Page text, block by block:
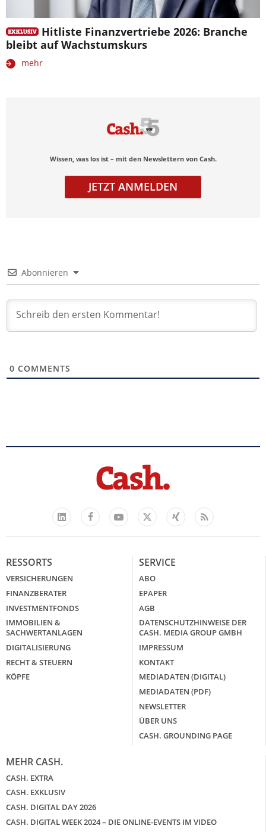
Hitliste Finanzvertriebe 2026: Branche
bleibt auf Wachstumskurs
mehr
Wissen, was los ist – mit den Newslettern von Cash.
JETZT ANMELDEN
Abonnieren
0 COMMENTS
LinkedIn
FacebookYouTube
X
Xing Feed
RESSORTS
VERSICHERUNGEN
FINANZBERATER
INVESTMENTFONDS
IMMOBILIEN &
SACHWERTANLAGEN
DIGITALISIERUNG
RECHT & STEUERN
KÖPFE
SERVICE
ABO
EPAPER
AGB
DATENSCHUTZHINWEISE DER
CASH. MEDIA GROUP GMBH
IMPRESSUM
KONTAKT
MEDIADATEN (DIGITAL)
MEDIADATEN (PDF)
NEWSLETTER
ÜBER UNS
CASH. GROUNDING PAGE
MEHR CASH.
CASH. EXTRA
CASH. EXKLUSIV
CASH. DIGITAL DAY 2026
CASH. DIGITAL WEEK 2024 – DIE ONLINE-EVENTS IM VIDEO